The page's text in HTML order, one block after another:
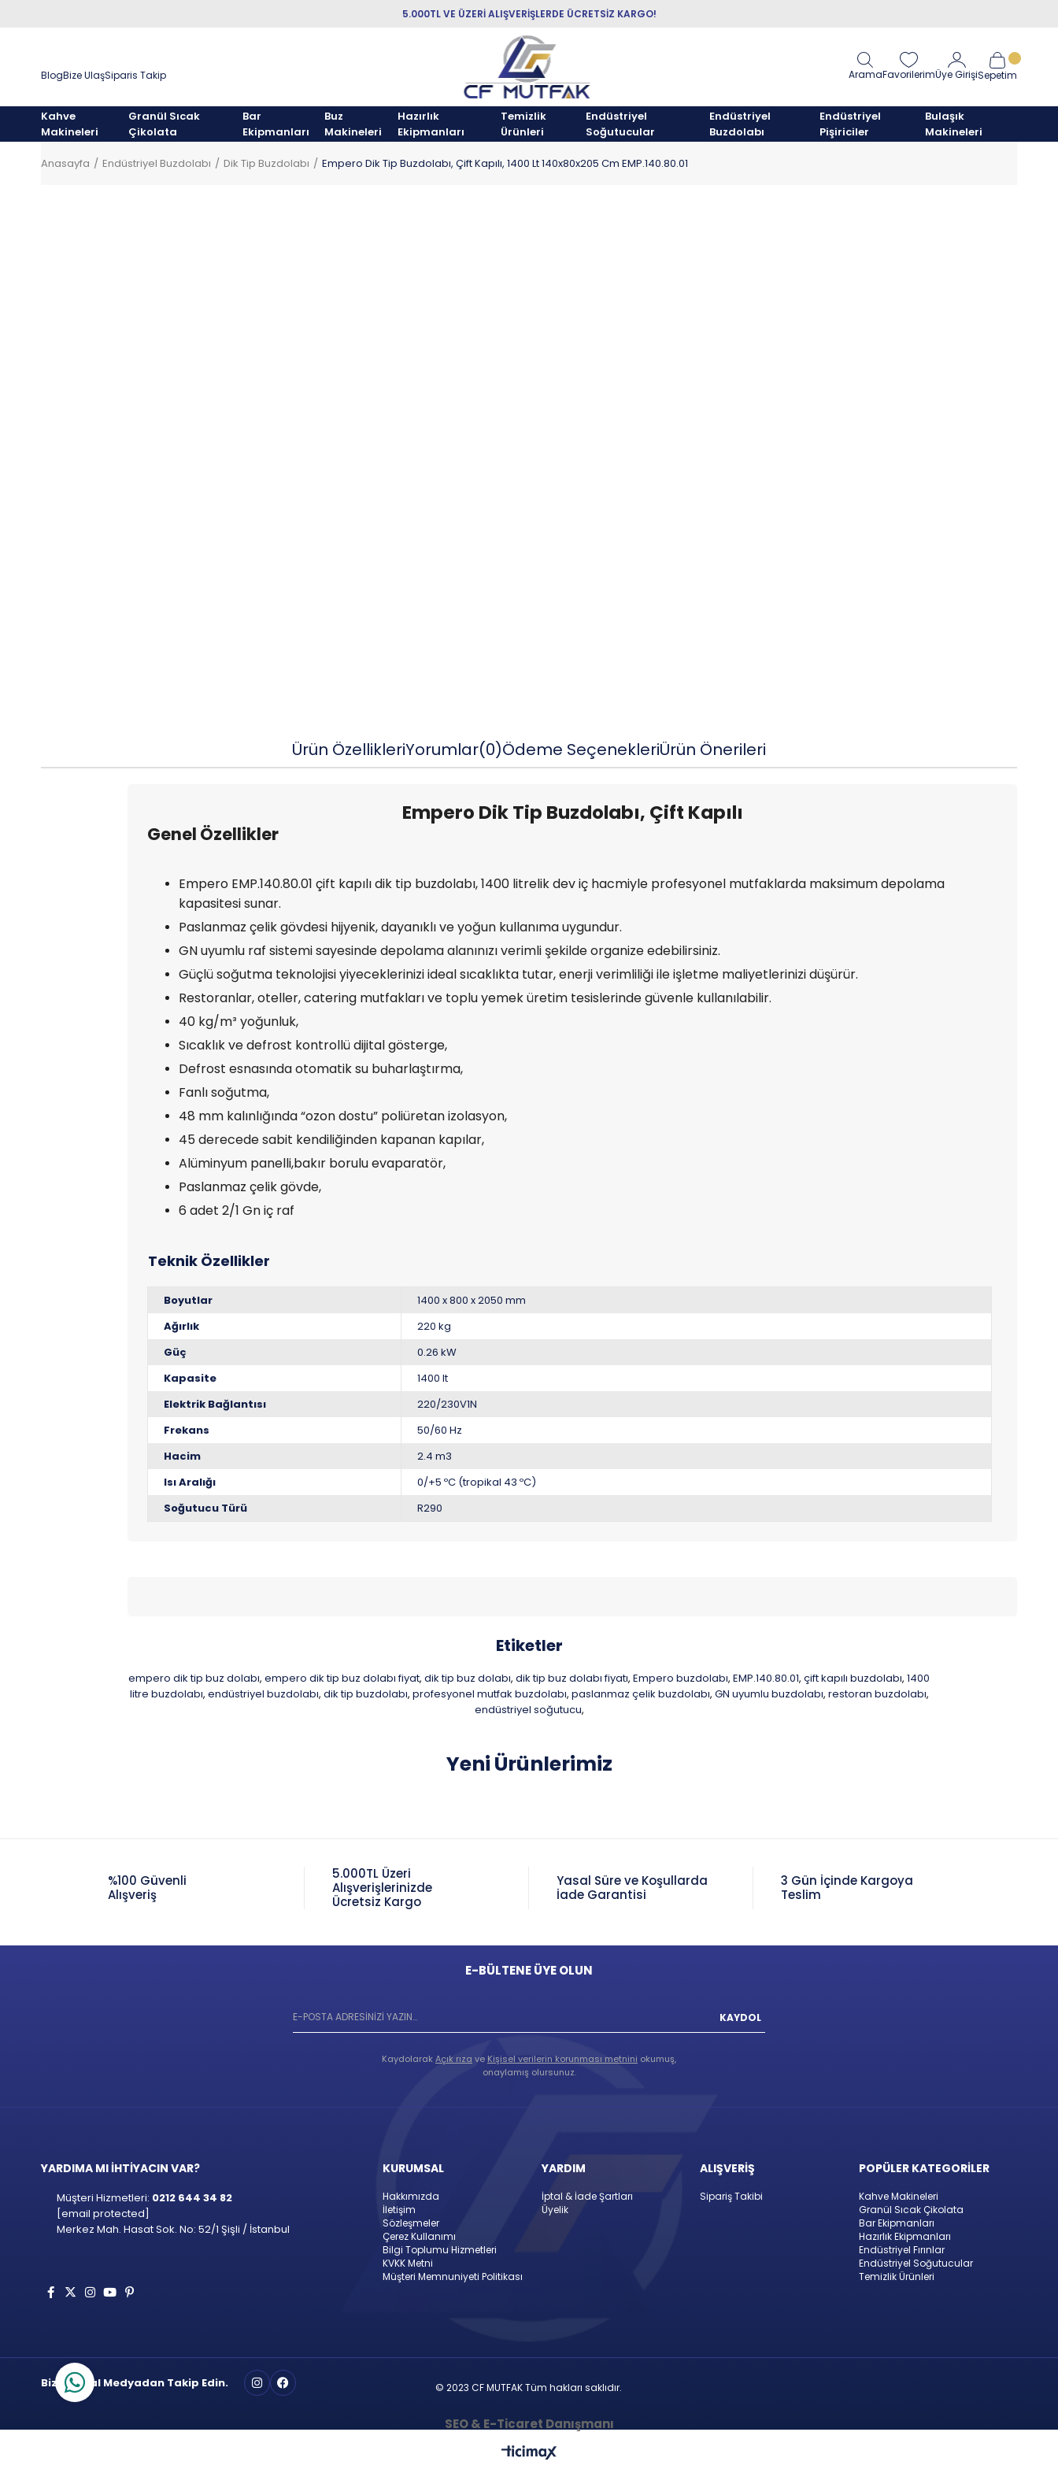
5.000TL VE ÜZERİ ALIŞVERİŞLERDE ÜCRETSİZ KARGO!
BlogBize UlaşSiparis Takip AramaFavorilerimÜye GirişiSepetim
Kahve
Makineleri
Granül Sıcak
Çikolata
Bar
Ekipmanları
Buz
Makineleri
Hazırlık
Ekipmanları
Temizlik
Ürünleri
Endüstriyel
Soğutucular
Endüstriyel
Buzdolabı
Endüstriyel
Pişiriciler
Bulaşık
Makineleri
Anasayfa Endüstriyel Buzdolabı Dik Tip Buzdolabı Empero Dik Tip Buzdolabı, Çift Kapılı, 1400 Lt 140x80x205 Cm EMP.140.80.01
Ürün ÖzellikleriYorumlar(0)Ödeme SeçenekleriÜrün Önerileri
Empero Dik Tip Buzdolabı, Çift Kapılı
Genel Özellikler
Empero EMP.140.80.01 çift kapılı dik tip buzdolabı, 1400 litrelik dev iç hacmiyle profesyonel mutfaklarda maksimum depolama
kapasitesi sunar.
Paslanmaz çelik gövdesi hijyenik, dayanıklı ve yoğun kullanıma uygundur.
GN uyumlu raf sistemi sayesinde depolama alanınızı verimli şekilde organize edebilirsiniz.
Güçlü soğutma teknolojisi yiyeceklerinizi ideal sıcaklıkta tutar, enerji verimliliği ile işletme maliyetlerinizi düşürür.
Restoranlar, oteller, catering mutfakları ve toplu yemek üretim tesislerinde güvenle kullanılabilir.
40 kg/m³ yoğunluk,
Sıcaklık ve defrost kontrollü dijital gösterge,
Defrost esnasında otomatik su buharlaştırma,
Fanlı soğutma,
48 mm kalınlığında “ozon dostu” poliüretan izolasyon,
45 derecede sabit kendiliğinden kapanan kapılar,
Alüminyum panelli,bakır borulu evaparatör,
Paslanmaz çelik gövde,
6 adet 2/1 Gn iç raf
Boyutlar
1400 x 800 x 2050 mm
Ağırlık
220 kg
Güç
0.26 kW
Kapasite
1400 lt
Elektrik Bağlantısı
220/230V1N
Frekans
50/60 Hz
Hacim
2.4 m3
Isı Aralığı
0/+5 ºC (tropikal 43 ºC)
Soğutucu Türü
R290
Etiketler
empero dik tip buz dolabı, empero dik tip buz dolabı fiyat, dik tip buz dolabı, dik tip buz dolabı fiyatı, Empero buzdolabı, EMP.140.80.01, çift kapılı buzdolabı, 1400
litre buzdolabı, endüstriyel buzdolabı, dik tip buzdolabı, profesyonel mutfak buzdolabı, paslanmaz çelik buzdolabı, GN uyumlu buzdolabı, restoran buzdolabı,
endüstriyel soğutucu,
Yeni Ürünlerimiz
%100 Güvenli
Alışveriş
5.000TL Üzeri
Alışverişlerinizde
Ücretsiz Kargo
Yasal Süre ve Koşullarda
İade Garantisi
3 Gün İçinde Kargoya
Teslim
E-BÜLTENE ÜYE OLUN
KAYDOL
KaydolarakAçık rıza ve Kişisel verilerin korunması metnini okumuş,
onaylamış olursunuz.
YARDIMA MI İHTİYACIN VAR?
Müşteri Hizmetleri: 0212 644 34 82
[email protected]
Merkez Mah. Hasat Sok. No: 52/1 Şişli / İstanbul
KURUMSAL
Hakkımızda
İletişim
Sözleşmeler
Çerez Kullanımı
Bilgi Toplumu Hizmetleri
KVKK Metni
Müşteri Memnuniyeti Politikası
YARDIM
İptal & İade Şartları
Üyelik
ALIŞVERİŞ
Sipariş Takibi
POPÜLER KATEGORİLER
Kahve Makineleri
Granül Sıcak Çikolata
Bar Ekipmanları
Hazırlık Ekipmanları
Endüstriyel Fırınlar
Endüstriyel Soğutucular
Temizlik Ürünleri
Bizi Sosyal Medyadan Takip Edin. © 2023 CF MUTFAK Tüm hakları saklıdır.
SEO & E-Ticaret Danışmanı